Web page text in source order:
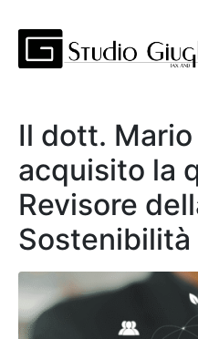
Il dott.
acquisito la
Revisore
Sostenibilità